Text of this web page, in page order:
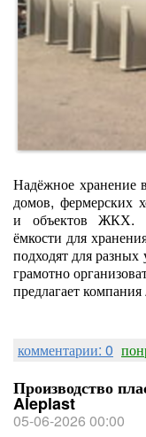
Надёжное хранение
домов, фермерских
и объектов ЖКХ.
ёмкости для
подходят для разных
грамотно
предлагает
комментарии: 0
Производство
Aleplast
05-06-2026 00:00